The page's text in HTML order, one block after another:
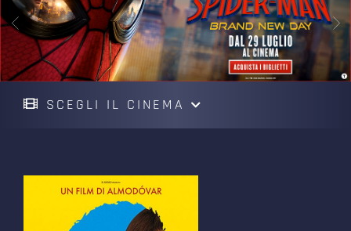
SCEGLI IL CINEMA